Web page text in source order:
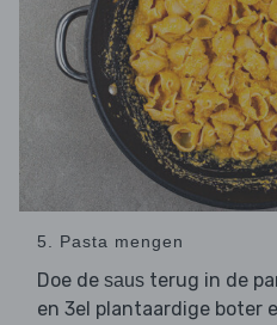
5. Pasta mengen
Doe de saus terug in de
en 3el plantaardige boter